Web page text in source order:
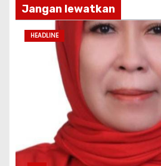
Jangan lewatkan
HEADLINE